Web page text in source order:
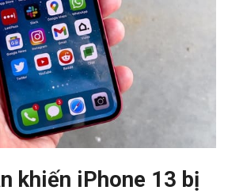
khiến iPhone 13 bị